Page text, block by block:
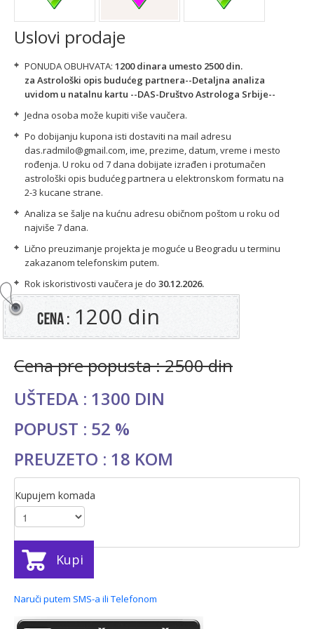
Uslovi prodaje
PONUDA OBUHVATA: 1200 dinara umesto 2500 din.
za Astrološki opis budućeg partnera--Detaljna analiza
uvidom u natalnu kartu --DAS-Društvo Astrologa Srbije--
Jedna osoba može kupiti više vaučera.
Po dobijanju kupona isti dostaviti na mail adresu
das.radmilo@gmail.com, ime, prezime, datum, vreme i mesto
rođenja. U roku od 7 dana dobijate izrađen i protumačen
astrološki opis budućeg partnera u elektronskom formatu na
2-3 kucane strane.
Analiza se šalje na kućnu adresu običnom poštom u roku od
najviše 7 dana.
Lično preuzimanje projekta je moguće u Beogradu u terminu
zakazanom telefonskim putem.
Rok iskoristivosti vaučera je do 30.12.2026.
1200 din
Cena pre popusta : 2500 din
UŠTEDA : 1300 DIN
POPUST : 52 %
PREUZETO : 18 KOM
Kupujem komada
Kupi
Naruči putem SMS-a ili Telefonom